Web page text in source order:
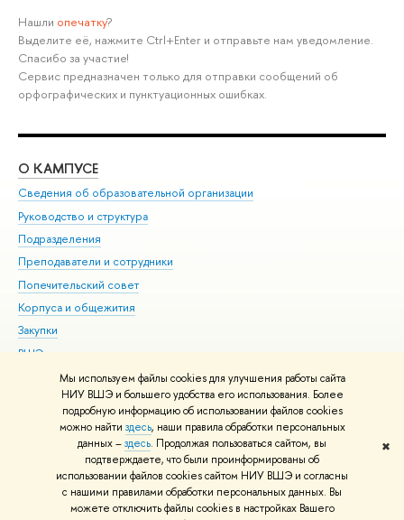
Мы используем файлы cookies для улучшения работы сайта
НИУ ВШЭ и большего удобства его использования. Более
подробную информацию об использовании файлов cookies
можно найти здесь, наши правила обработки персональных
данных –здесь. Продолжая пользоваться сайтом, вы
подтверждаете, что были проинформированы об
использовании файлов cookies сайтом НИУ ВШЭ и согласны
с нашими правилами обработки персональных данных. Вы
можете отключить файлы cookies в настройках Вашего
✖
Нашли опечатку?
Выделите её, нажмите Ctrl+Enter и отправьте нам уведомление.
Спасибо за участие!
Сервис предназначен только для отправки сообщений об
орфографических и пунктуационных ошибках.
О КАМПУСЕ
Сведения об образовательной организации
Руководство и структура
Подразделения
Преподаватели и сотрудники
Попечительский совет
Корпуса и общежития
Закупки
ВШЭ для студентов с ограниченными возможностями
здоровья и инвалидностью
Версия для слабовидящих
Единая платежная страница
© НИУ ВШЭ 1993–2026 Адреса и контакты Условия использования
материалов Политика конфиденциальности Карта сайта
Шрифты HSE Sans и HSE Slab разработаны вШколе дизайна НИУ ВШЭ